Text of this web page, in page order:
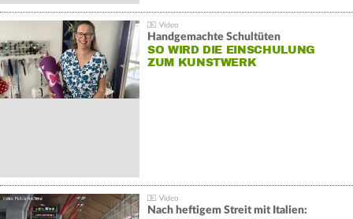
Handgemachte Schultüten
SO WIRD DIE EINSCHULUNG
ZUM KUNSTWERK
Nach heftigem Streit mit Italien: